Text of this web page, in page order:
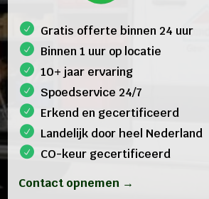
Gratis offerte binnen 24 uur
Binnen 1 uur op locatie
10+ jaar ervaring
Spoedservice 24/7
Erkend en gecertificeerd
Landelijk door heel Nederland
CO-keur gecertificeerd
Contact opnemen →